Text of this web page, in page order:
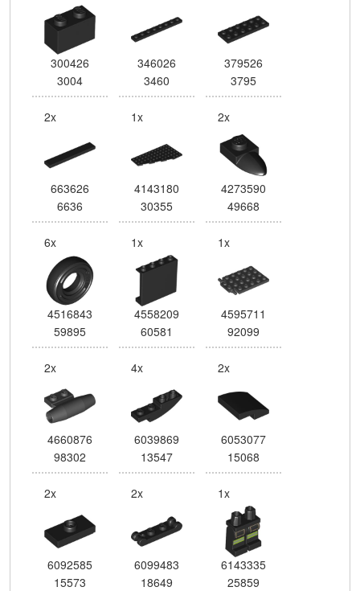
300426
3004
346026
3460
379526
3795
2x
663626
6636
1x
4143180
30355
2x
4273590
49668
6x
4516843
59895
1x
4558209
60581
1x
4595711
92099
2x
4660876
98302
4x
6039869
13547
2x
6053077
15068
2x
6092585
15573
2x
6099483
18649
1x
6143335
25859